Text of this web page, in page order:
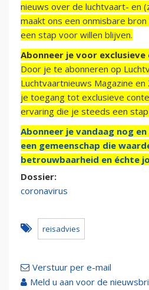
nieuws over de luchtvaart- en
maakt ons een onmisbare
een stap voor willen blijven.
Abonneer je voor
Door je te abonneren op
Luchtvaartnieuws Magazine
je toegang tot exclusieve
ervaring die je steeds een
Abonneer je vandaag nog
een gemeenschap die
betrouwbaarheid en échte
Dossier:
coronavirus
reisadvies
Verstuur per e-mail
Meld u aan voor de